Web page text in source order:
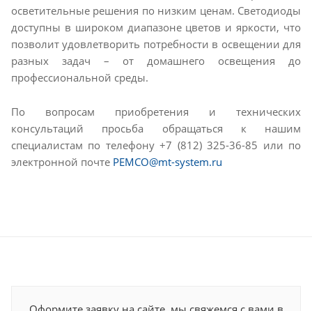
осветительные решения по низким ценам. Светодиоды
доступны в широком диапазоне цветов и яркости, что
позволит удовлетворить потребности в освещении для
разных задач – от домашнего освещения до
профессиональной среды.
По вопросам приобретения и технических
консультаций просьба обращаться к нашим
специалистам по телефону +7 (812) 325-36-85 или по
электронной почте PEMCO@mt-system.ru